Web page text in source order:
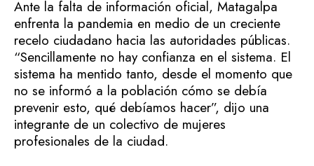
Ante la falta de información oficial, Matagalpa
enfrenta la pandemia en medio de un creciente
recelo ciudadano hacia las autoridades públicas.
“Sencillamente no hay confianza en el sistema. El
sistema ha mentido tanto, desde el momento que
no se informó a la población cómo se debía
prevenir esto, qué debíamos hacer”, dijo una
integrante de un colectivo de mujeres
profesionales de la ciudad.